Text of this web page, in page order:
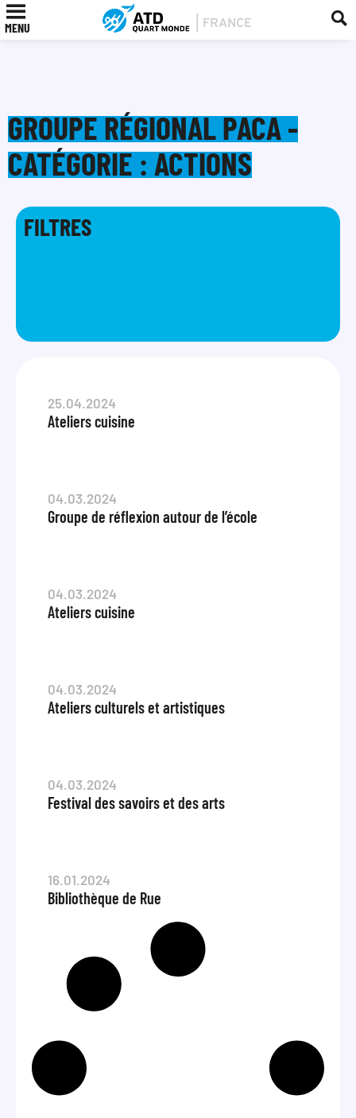
MENU
GROUPE RÉGIONAL PACA -
CATÉGORIE : ACTIONS
FILTRES
25.04.2024
Ateliers cuisine
04.03.2024
Groupe de réflexion autour de l’école
04.03.2024
Ateliers cuisine
04.03.2024
Ateliers culturels et artistiques
04.03.2024
Festival des savoirs et des arts
16.01.2024
Bibliothèque de Rue